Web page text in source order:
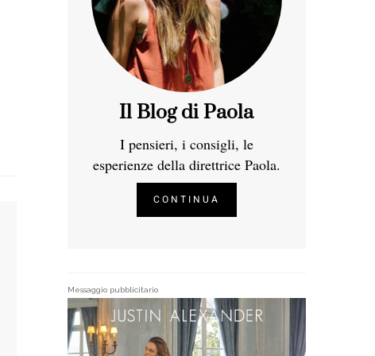
Il Blog di Paola
I pensieri, i consigli, le
esperienze della direttrice Paola.
CONTINUA
Messaggio pubblicitario